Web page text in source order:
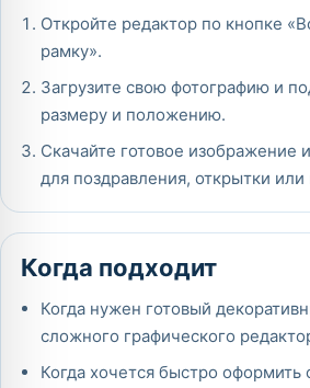
Откройте редактор по кнопке
рамку».
Загрузите свою фотографию и
размеру и положению.
Скачайте готовое изображение
для поздравления, открытки
Когда подходит
Когда нужен готовый
сложного графического
Когда хочется быстро оформить